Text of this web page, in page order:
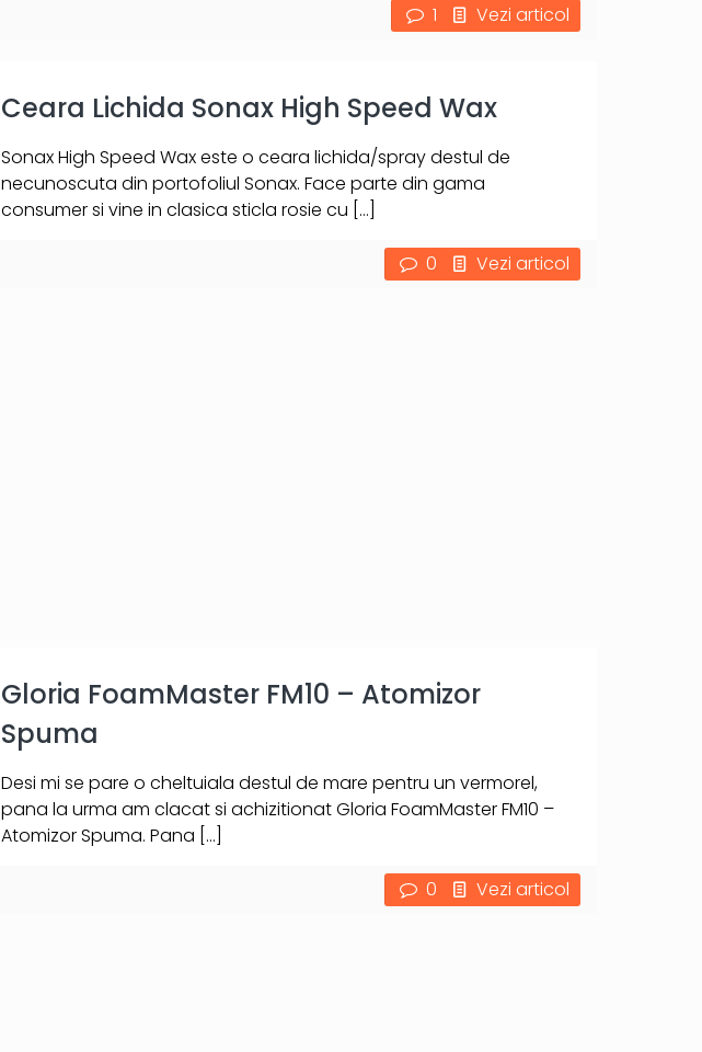
1 Vezi articol
Ceara Lichida Sonax High Speed Wax
Sonax High Speed Wax este o ceara lichida/spray destul de
necunoscuta din portofoliul Sonax. Face parte din gama
consumer si vine in clasica sticla rosie cu […]
0 Vezi articol
Gloria FoamMaster FM10 – Atomizor
Spuma
Desi mi se pare o cheltuiala destul de mare pentru un vermorel,
pana la urma am clacat si achizitionat Gloria FoamMaster FM10 –
Atomizor Spuma. Pana […]
0 Vezi articol